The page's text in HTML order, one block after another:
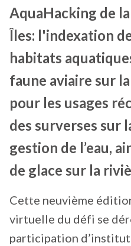
AquaHacking de
Îles: l'indexation
habitats
faune aviaire sur
pour les usages
des surverses sur
gestion de l’eau,
de glace sur la
Cette neuvième
virtuelle du défi se
participation